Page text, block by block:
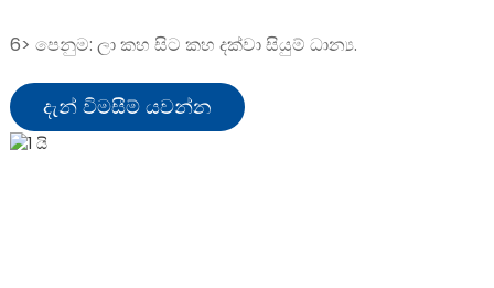
6> පෙනුම: ලා කහ සිට කහ දක්වා සියුම් ධාන්‍ය.
දැන් විමසීම් යවන්න